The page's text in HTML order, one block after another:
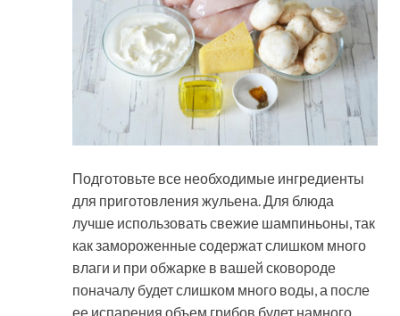
Подготовьте все необходимые ингредиенты
для приготовления жульена. Для блюда
лучше использовать свежие шампиньоны, так
как замороженные содержат слишком много
влаги и при обжарке в вашей сковороде
поначалу будет слишком много воды, а после
ее испарения объем грибов будет намного